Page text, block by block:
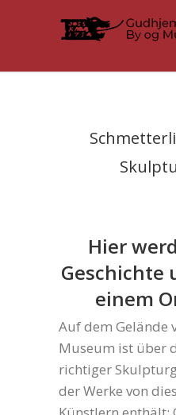
Hier
Geschichte
einem
Auf dem Gelände
Museum ist über
richtiger
der Werke von